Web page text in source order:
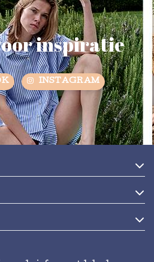
inspiratie
INSTAGRAM